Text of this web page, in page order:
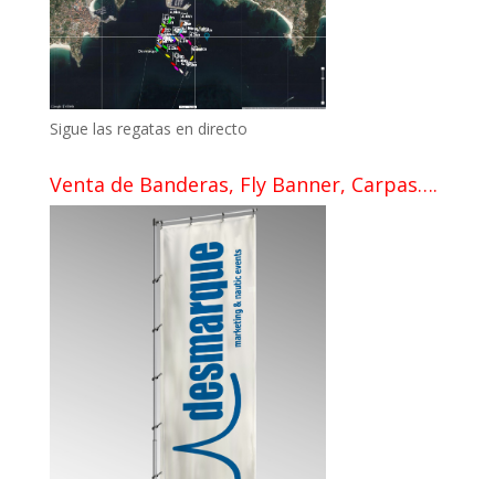
Sigue las regatas en directo
Venta de Banderas, Fly Banner, Carpas….